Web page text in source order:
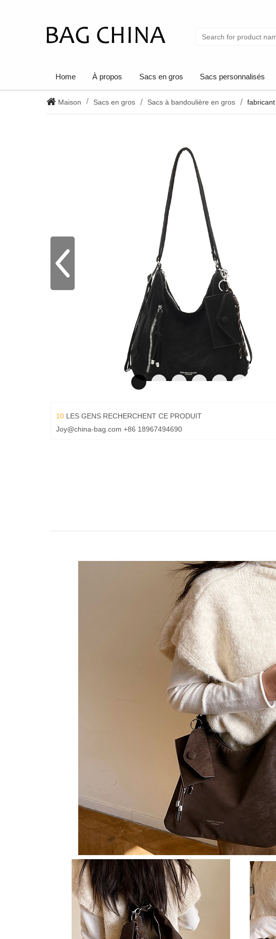
Home À propos Sacs en gros Sacs personnalisés
Maison Sacs en gros Sacs à bandoulière en gros
10 LES GENS RECHERCHENT CE PRODUIT
Joy@china-bag.com +86 18967494690